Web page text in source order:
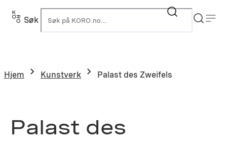
Hopp
Søk
Hjem Kunstverk Palast des Zweifels
Palast des